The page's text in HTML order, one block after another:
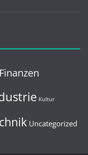
Finanzen
Kultur
Uncategorized